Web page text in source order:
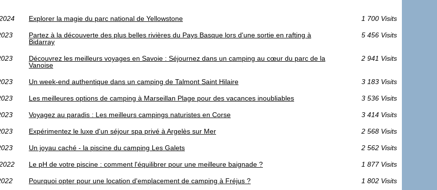
Explorer la magie du parc national de Yellowstone 1 700 Visits
Partez à la découverte des plus belles rivières du Pays Basque lors d'une sortie en rafting à
Bidarray
5 456 Visits
Découvrez les meilleurs voyages en Savoie : Séjournez dans un camping au cœur du parc de la
Vanoise
2 941 Visits
Un week-end authentique dans un camping de Talmont Saint Hilaire 3 183 Visits
Les meilleures options de camping à Marseillan Plage pour des vacances inoubliables 3 536 Visits
Voyagez au paradis : Les meilleurs campings naturistes en Corse 3 414 Visits
Expérimentez le luxe d'un séjour spa privé à Argelès sur Mer 2 568 Visits
Un joyau caché - la piscine du camping Les Galets 2 562 Visits
Le pH de votre piscine : comment l'équilibrer pour une meilleure baignade ? 1 877 Visits
Pourquoi opter pour une location d'emplacement de camping à Fréjus ? 1 802 Visits